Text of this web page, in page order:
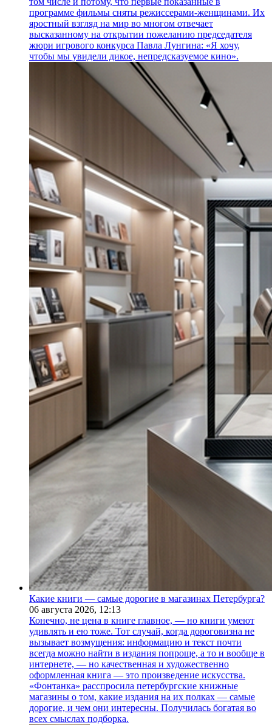
программе фильмы сняты режиссерами-женщинами. Их
яростный взгляд на мир во многом отвечает
высказанному на открытии пожеланию председателя
жюри игрового конкурса Павла Лунгина: «Я хочу,
чтобы мы увидели дикое, непредсказуемое кино».
Какие книги — самые дорогие в магазинах Петербурга?
06 августа 2026, 12:13
Конечно, не цена в книге главное, — но книги умеют
удивлять и ею тоже. Тот случай, когда дороговизна не
вызывает возмущения: информацию и текст почти
всегда можно найти в издания попроще, а то и вообще в
интернете, — но качественная и художественно
оформленная книга — это произведение искусства.
«Фонтанка» расспросила петербургские книжные
магазины о том, какие издания на их полках — самые
дорогие, и чем они интересны. Получилась богатая во
всех смыслах подборка.